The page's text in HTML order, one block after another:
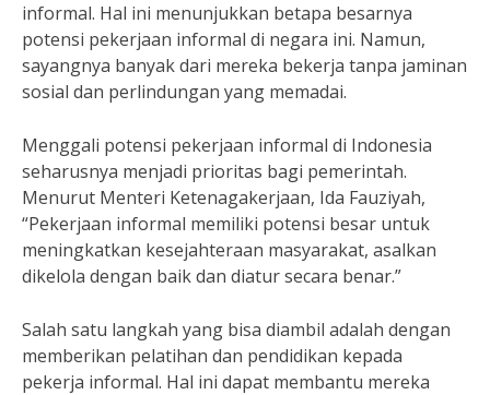
informal. Hal ini menunjukkan betapa besarnya
potensi pekerjaan informal di negara ini. Namun,
sayangnya banyak dari mereka bekerja tanpa jaminan
sosial dan perlindungan yang memadai.
Menggali potensi pekerjaan informal di Indonesia
seharusnya menjadi prioritas bagi pemerintah.
Menurut Menteri Ketenagakerjaan, Ida Fauziyah,
“Pekerjaan informal memiliki potensi besar untuk
meningkatkan kesejahteraan masyarakat, asalkan
dikelola dengan baik dan diatur secara benar.”
Salah satu langkah yang bisa diambil adalah dengan
memberikan pelatihan dan pendidikan kepada
pekerja informal. Hal ini dapat membantu mereka